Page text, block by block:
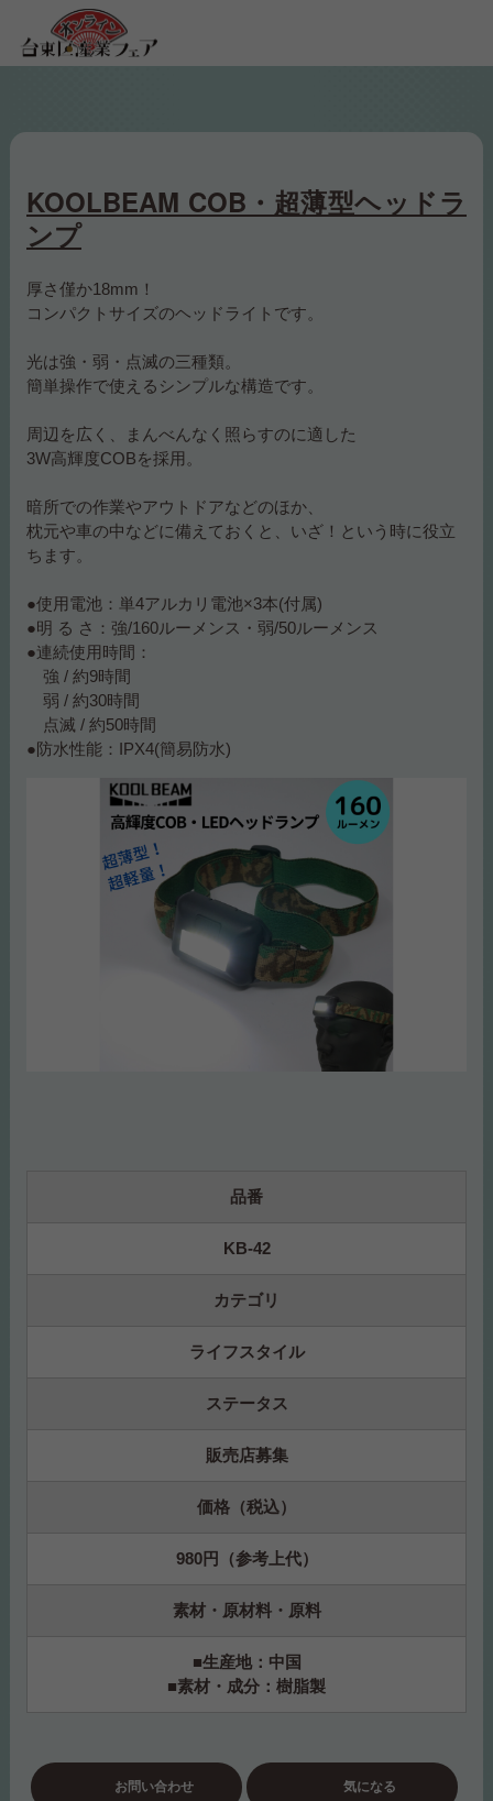
KOOLBEAM COB・超薄型ヘッドラ
ンプ
厚さ僅か18mm！
コンパクトサイズのヘッドライトです。
光は強・弱・点滅の三種類。
簡単操作で使えるシンプルな構造です。
周辺を広く、まんべんなく照らすのに適した
3W高輝度COBを採用。
暗所での作業やアウトドアなどのほか、
枕元や車の中などに備えておくと、いざ！という時に役立
ちます。
●使用電池：単4アルカリ電池×3本(付属)
●明 る さ：強/160ルーメンス・弱/50ルーメンス
●連続使用時間：
強 / 約9時間
弱 / 約30時間
点滅 / 約50時間
●防水性能：IPX4(簡易防水)
品番
KB-42
カテゴリ
ライフスタイル
ステータス
販売店募集
価格（税込）
980円（参考上代）
素材・原材料・原料
■生産地：中国
■素材・成分：樹脂製
お問い合わせ 気になる